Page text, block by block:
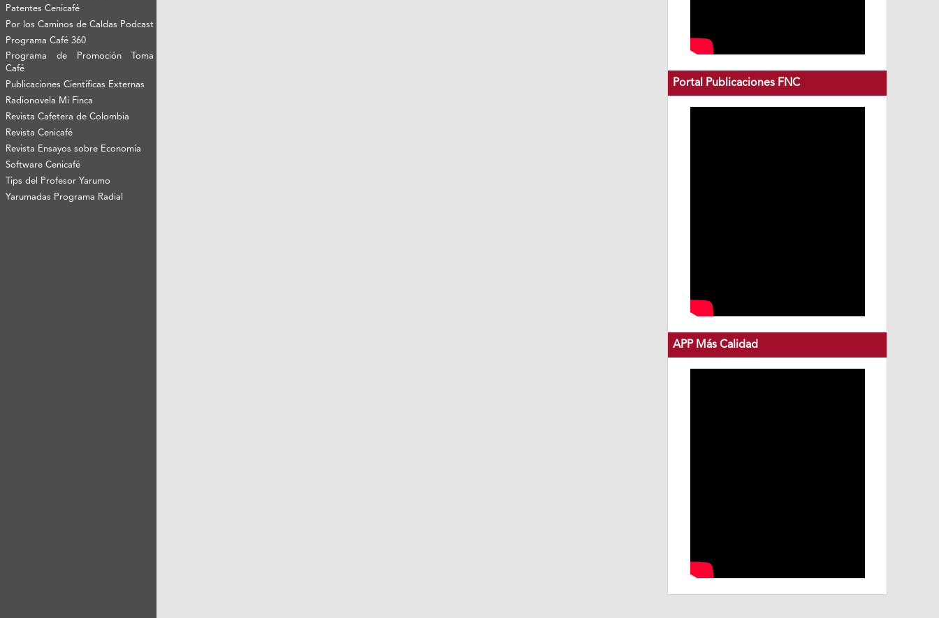
Patentes Cenicafé
Por los Caminos de Caldas Podcast
Programa Café 360
Programa de Promoción Toma
Café
Publicaciones Científicas Externas
Radionovela Mi Finca
Revista Cafetera de Colombia
Revista Cenicafé
Revista Ensayos sobre Economía
Software Cenicafé
Tips del Profesor Yarumo
Yarumadas Programa Radial
Portal Publicaciones FNC
APP Más Calidad